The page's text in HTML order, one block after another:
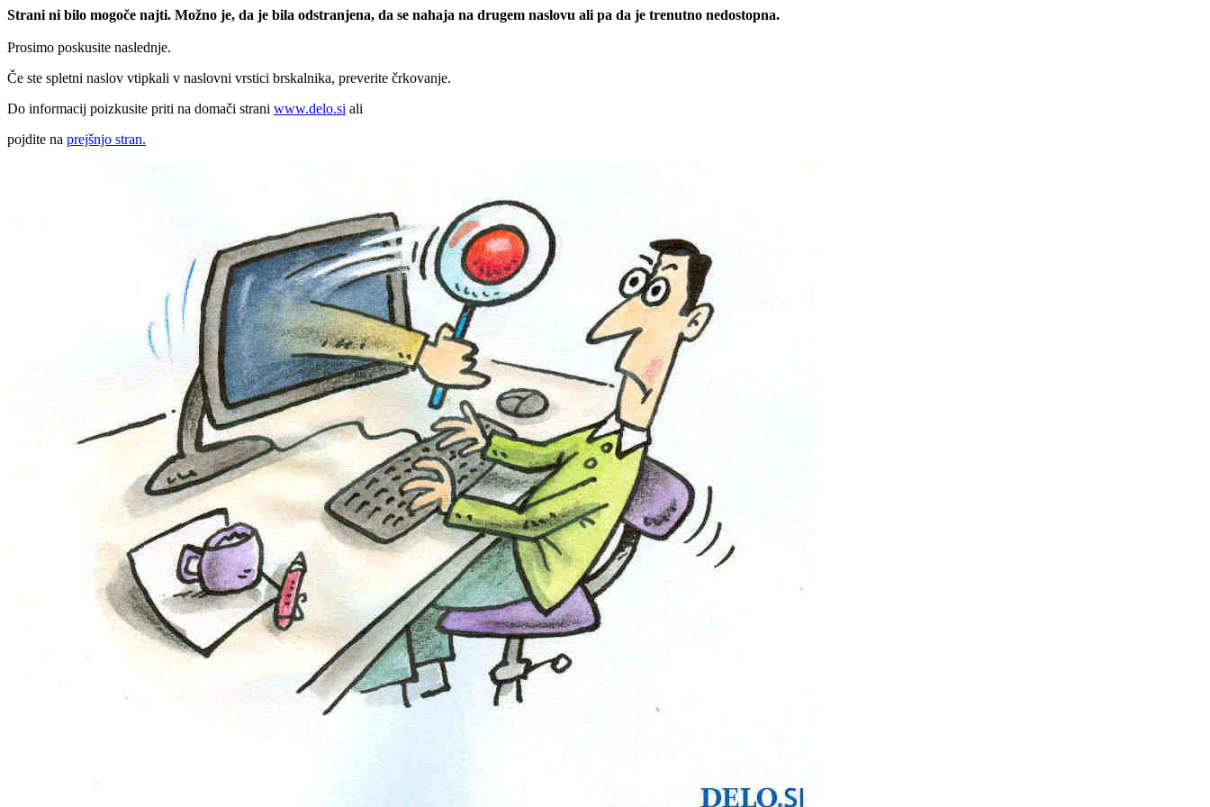
Strani ni bilo mogoče najti. Možno je, da je bila odstranjena, da se nahaja na drugem naslovu ali pa da je trenutno nedostopna.
Prosimo poskusite naslednje.
Če ste spletni naslov vtipkali v naslovni vrstici brskalnika, preverite črkovanje.
Do informacij poizkusite priti na domači strani www.delo.si ali
pojdite na prejšnjo stran.